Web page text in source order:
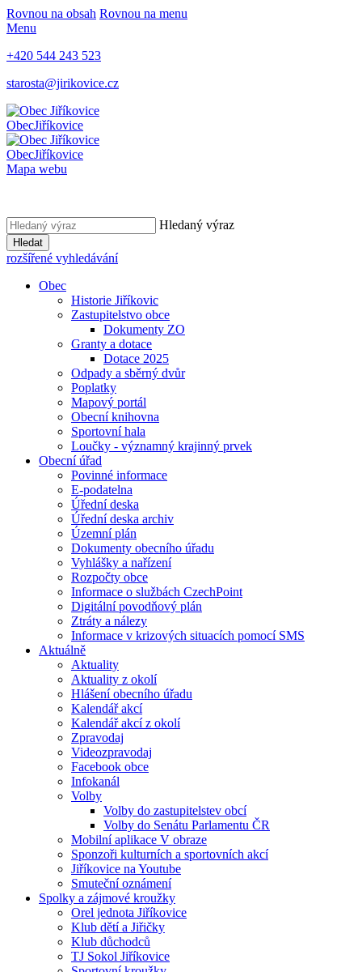
Rovnou na obsah Rovnou na menu
Menu
+420 544 243 523
starosta@jirikovice.cz
ObecJiříkovice
ObecJiříkovice
Mapa webu
Hledaný výraz
Hledat
rozšířené vyhledávání
Obec
Historie Jiříkovic
Zastupitelstvo obce
Dokumenty ZO
Granty a dotace
Dotace 2025
Odpady a sběrný dvůr
Poplatky
Mapový portál
Obecní knihovna
Sportovní hala
Loučky - významný krajinný prvek
Obecní úřad
Povinné informace
E-podatelna
Úřední deska
Úřední deska archiv
Územní plán
Dokumenty obecního úřadu
Vyhlášky a nařízení
Rozpočty obce
Informace o službách CzechPoint
Digitální povodňový plán
Ztráty a nálezy
Informace v krizových situacích pomocí SMS
Aktuálně
Aktuality
Aktuality z okolí
Hlášení obecního úřadu
Kalendář akcí
Kalendář akcí z okolí
Zpravodaj
Videozpravodaj
Facebook obce
Infokanál
Volby
Volby do zastupitelstev obcí
Volby do Senátu Parlamentu ČR
Mobilní aplikace V obraze
Sponzoři kulturních a sportovních akcí
Jiříkovice na Youtube
Smuteční oznámení
Spolky a zájmové kroužky
Orel jednota Jiříkovice
Klub dětí a Jiřičky
Klub důchodců
TJ Sokol Jiříkovice